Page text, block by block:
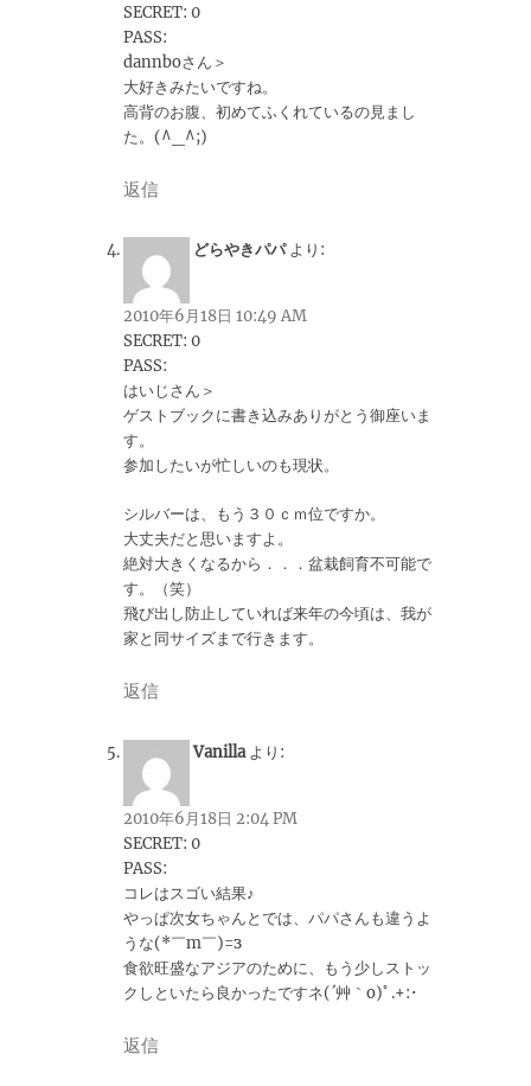
SECRET: 0
PASS:
dannboさん＞
大好きみたいですね。
高背のお腹、初めてふくれているの見まし
た。(^_^;)
返信
どらやきパパ より:
2010年6月18日 10:49 AM
SECRET: 0
PASS:
はいじさん＞
ゲストブックに書き込みありがとう御座いま
す。
参加したいが忙しいのも現状。
シルバーは、もう３０ｃｍ位ですか。
大丈夫だと思いますよ。
絶対大きくなるから．．．盆栽飼育不可能で
す。（笑）
飛び出し防止していれば来年の今頃は、我が
家と同サイズまで行きます。
返信
Vanilla より:
2010年6月18日 2:04 PM
SECRET: 0
PASS:
コレはスゴい結果♪
やっぱ次女ちゃんとでは、パパさんも違うよ
うな(*￣m￣)=з
食欲旺盛なアジアのために、もう少しストッ
クしといたら良かったですネ(´艸｀o)ﾟ.+:･
返信